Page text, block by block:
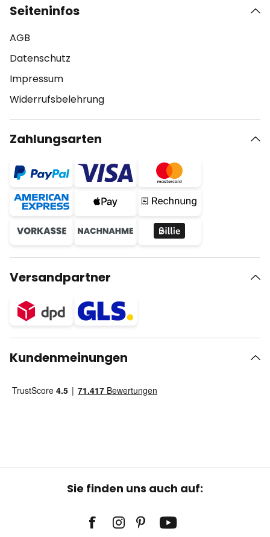
Seiteninfos
AGB
Datenschutz
Impressum
Widerrufsbelehrung
Zahlungsarten
Versandpartner
Kundenmeinungen
Sie finden uns auch auf: